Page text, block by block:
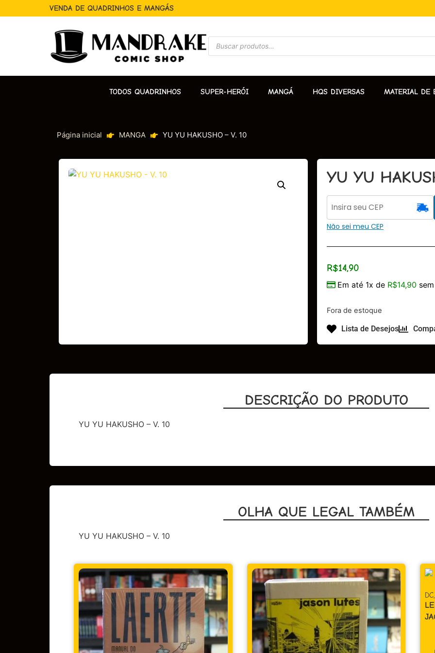
VENDA DE QUADRINHOS E MANGÁS
TODOS QUADRINHOS SUPER-HERÓI MANGÁ HQS DIVERSAS MATERIAL DE
Página inicial MANGA YU YU HAKUSHO – V. 10
YU YU
Não sei meu CEP
R$14,90
Em até 1x de R$14,90
Fora de estoque
Lista de Desejos
DESCRIÇÃO DO PRODUTO
YU YU HAKUSHO – V. 10
OLHA QUE LEGAL TAMBÉM
YU YU HAKUSHO – V. 10
DC